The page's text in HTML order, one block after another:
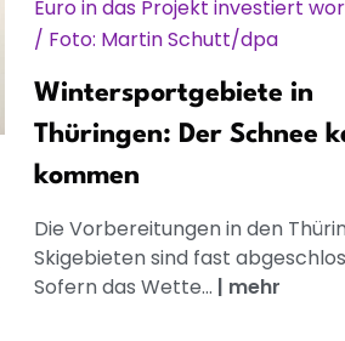
Wintersportgebiete in
Thüringen: Der Schnee
kommen
Die Vorbereitungen in den
Skigebieten sind fast
Sofern das Wette... | mehr